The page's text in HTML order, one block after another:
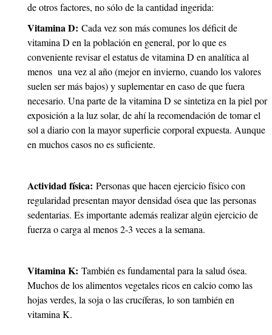
de otros factores, no sólo de la cantidad ingerida:
Vitamina D: Cada vez son más comunes los déficit de
vitamina D en la población en general, por lo que es
conveniente revisar el estatus de vitamina D en analítica al
menos una vez al año (mejor en invierno, cuando los valores
suelen ser más bajos) y suplementar en caso de que fuera
necesario. Una parte de la vitamina D se sintetiza en la piel por
exposición a la luz solar, de ahí la recomendación de tomar el
sol a diario con la mayor superficie corporal expuesta. Aunque
en muchos casos no es suficiente.
Actividad física: Personas que hacen ejercicio físico con
regularidad presentan mayor densidad ósea que las personas
sedentarias. Es importante además realizar algún ejercicio de
fuerza o carga al menos 2-3 veces a la semana.
Vitamina K: También es fundamental para la salud ósea.
Muchos de los alimentos vegetales ricos en calcio como las
hojas verdes, la soja o las crucíferas, lo son también en
vitamina K.